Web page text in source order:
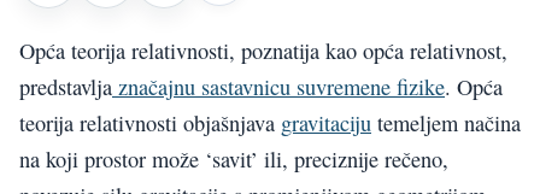
Opća teorija relativnosti, poznatija kao opća relativnost,
predstavlja značajnu sastavnicu suvremene fizike. Opća
teorija relativnosti objašnjava gravitaciju temeljem načina
na koji prostor može ‘savit’ ili, preciznije rečeno,